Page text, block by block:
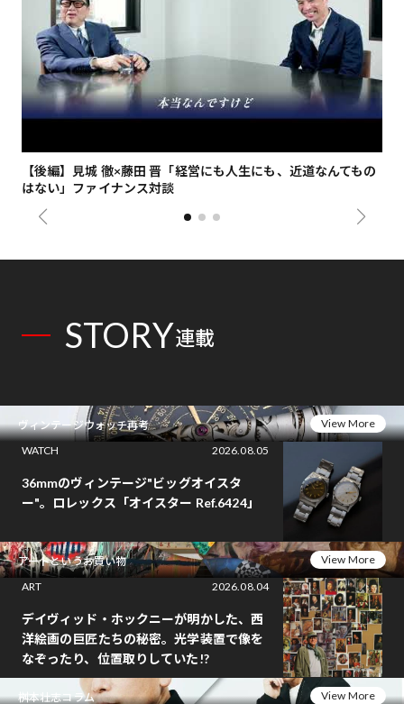
【後編】見城 徹×藤田 晋「経営にも人生にも、近道なんてもの
はない」ファイナンス対談
STORY連載
ヴィンテージウォッチ再考
View More
WATCH
2026.08.05
36mmのヴィンテージ"ビッグオイスタ
ー"。ロレックス「オイスター Ref.6424」
アートというお買い物
View More
ART
2026.08.04
デイヴィッド・ホックニーが明かした、西
洋絵画の巨匠たちの秘密。光学装置で像を
なぞったり、位置取りしていた!?
桝本壮志コラム
View More